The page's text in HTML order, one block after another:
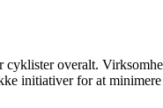
overalt.
initiativer for at